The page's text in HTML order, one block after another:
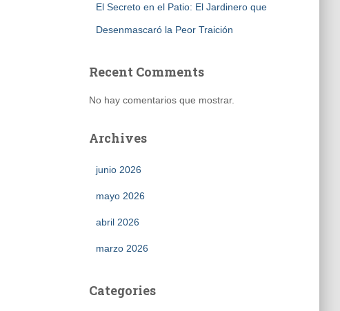
El Secreto en el Patio: El Jardinero que
Desenmascaró la Peor Traición
Recent Comments
No hay comentarios que mostrar.
Archives
junio 2026
mayo 2026
abril 2026
marzo 2026
Categories